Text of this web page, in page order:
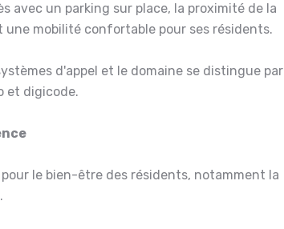
avec un parking sur place, la proximité de la
mobilité confortable pour ses résidents.
d'appel et le domaine se distingue par
et digicode.
le bien-être des résidents, notamment la